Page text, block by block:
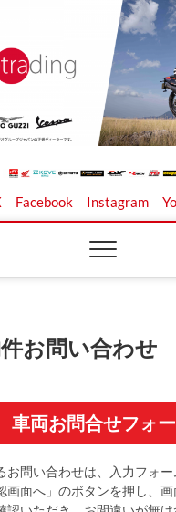
Stars
株式会社ス
レーデ
APRILIA MOTO GUZZI正規ディ
Facebook Instagram
お問い合わせ
車両お問合せフォ
お問い合わせは、入力フォー
画面へ」のボタンを押し、